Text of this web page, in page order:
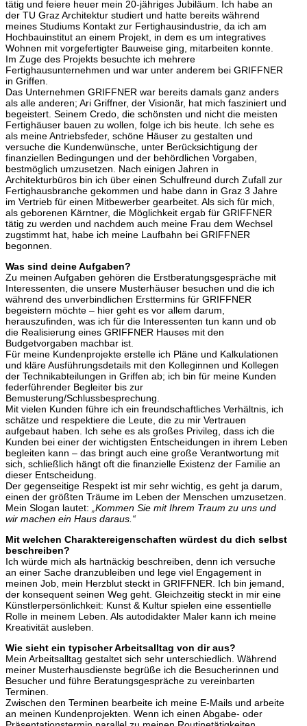
tätig und feiere heuer mein 20-jähriges Jubiläum. Ich habe an
der TU Graz Architektur studiert und hatte bereits während
meines Studiums Kontakt zur Fertighausindustrie, da ich am
Hochbauinstitut an einem Projekt, in dem es um integratives
Wohnen mit vorgefertigter Bauweise ging, mitarbeiten konnte.
Im Zuge des Projekts besuchte ich mehrere
Fertighausunternehmen und war unter anderem bei GRIFFNER
in Griffen.
Das Unternehmen GRIFFNER war bereits damals ganz anders
als alle anderen; Ari Griffner, der Visionär, hat mich fasziniert und
begeistert. Seinem Credo, die schönsten und nicht die meisten
Fertighäuser bauen zu wollen, folge ich bis heute. Ich sehe es
als meine Antriebsfeder, schöne Häuser zu gestalten und
versuche die Kundenwünsche, unter Berücksichtigung der
finanziellen Bedingungen und der behördlichen Vorgaben,
bestmöglich umzusetzen. Nach einigen Jahren in
Architekturbüros bin ich über einen Schulfreund durch Zufall zur
Fertighausbranche gekommen und habe dann in Graz 3 Jahre
im Vertrieb für einen Mitbewerber gearbeitet. Als sich für mich,
als geborenen Kärntner, die Möglichkeit ergab für GRIFFNER
tätig zu werden und nachdem auch meine Frau dem Wechsel
zugstimmt hat, habe ich meine Laufbahn bei GRIFFNER
begonnen.
Was sind deine Aufgaben?
Zu meinen Aufgaben gehören die Erstberatungsgespräche mit
Interessenten, die unsere Musterhäuser besuchen und die ich
während des unverbindlichen Ersttermins für GRIFFNER
begeistern möchte – hier geht es vor allem darum,
herauszufinden, was ich für die Interessenten tun kann und ob
die Realisierung eines GRIFFNER Hauses mit den
Budgetvorgaben machbar ist.
Für meine Kundenprojekte erstelle ich Pläne und Kalkulationen
und kläre Ausführungsdetails mit den Kolleginnen und Kollegen
der Technikabteilungen in Griffen ab; ich bin für meine Kunden
federführender Begleiter bis zur
Bemusterung/Schlussbesprechung.
Mit vielen Kunden führe ich ein freundschaftliches Verhältnis, ich
schätze und respektiere die Leute, die zu mir Vertrauen
aufgebaut haben. Ich sehe es als großes Privileg, dass ich die
Kunden bei einer der wichtigsten Entscheidungen in ihrem Leben
begleiten kann – das bringt auch eine große Verantwortung mit
sich, schließlich hängt oft die finanzielle Existenz der Familie an
dieser Entscheidung.
Der gegenseitige Respekt ist mir sehr wichtig, es geht ja darum,
einen der größten Träume im Leben der Menschen umzusetzen.
Mein Slogan lautet:
„Kommen Sie mit Ihrem Traum zu uns und
wir machen ein Haus daraus.“
Mit welchen Charaktereigenschaften würdest du dich selbst
beschreiben?
Ich würde mich als hartnäckig beschreiben, denn ich versuche
an einer Sache dranzubleiben und lege viel Engagement in
meinen Job, mein Herzblut steckt in GRIFFNER. Ich bin jemand,
der konsequent seinen Weg geht. Gleichzeitig steckt in mir eine
Künstlerpersönlichkeit: Kunst & Kultur spielen eine essentielle
Rolle in meinem Leben. Als autodidakter Maler kann ich meine
Kreativität ausleben.
Wie sieht ein typischer Arbeitsalltag von dir aus?
Mein Arbeitsalltag gestaltet sich sehr unterschiedlich. Während
meiner Musterhausdienste begrüße ich die Besucherinnen und
Besucher und führe Beratungsgespräche zu vereinbarten
Terminen.
Zwischen den Terminen bearbeite ich meine E-Mails und arbeite
an meinen Kundenprojekten. Wenn ich einen Abgabe- oder